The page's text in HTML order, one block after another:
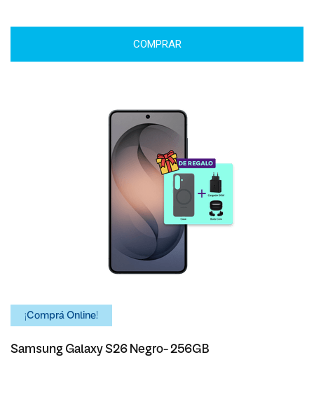
COMPRAR
¡Comprá Online!
Samsung Galaxy S26 Negro- 256GB